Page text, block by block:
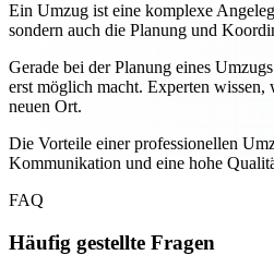
Ein Umzug ist eine komplexe
sondern auch die Planung und
Gerade bei der Planung eines
erst möglich macht. Experten
neuen Ort.
Die Vorteile einer professionellen
Kommunikation und eine hohe
FAQ
Häufig gestellte Fragen